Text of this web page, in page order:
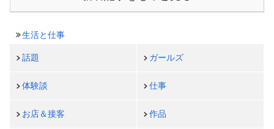
生活と仕事
話題 ガールズ
体験談 仕事
お店＆接客 作品